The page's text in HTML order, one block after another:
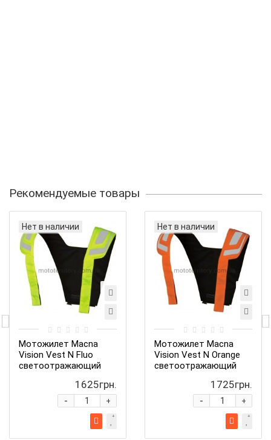
Рекомендуемые товары
Нет в наличии
Мотожилет Macna
Vision Vest N Fluo
светоотражающий
1625грн.
+
-
Нет в наличии
Мотожилет Macna
Vision Vest N Orange
светоотражающий
1725грн.
+
-